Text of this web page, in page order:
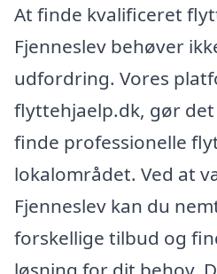
At finde kvalificeret
Fjenneslev behøver
udfordring. Vores
flyttehjaelp.dk, gør
finde professionelle
lokalområdet. Ved at
Fjenneslev kan du
forskellige tilbud og